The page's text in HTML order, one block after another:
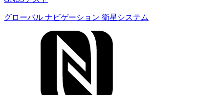
グローバル ナビゲーション 衛星システム